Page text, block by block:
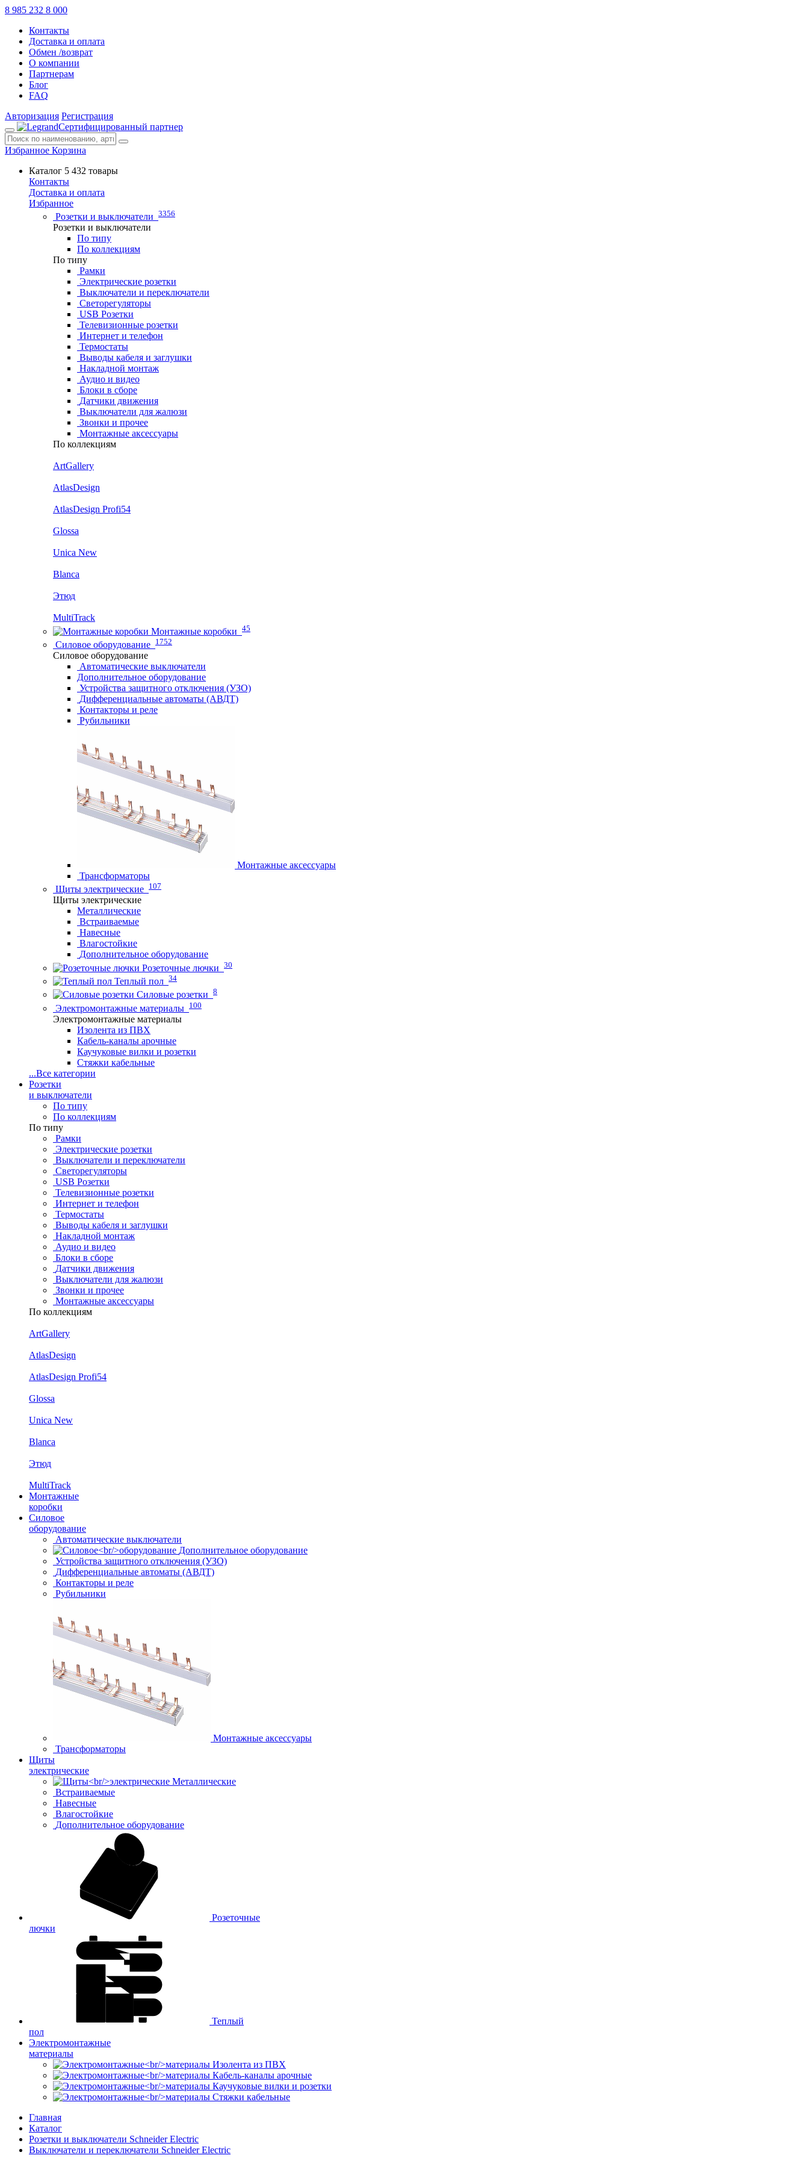
8 985 232 8 000
Контакты
Доставка и оплата
Обмен /возврат
О компании
Партнерам
Блог
FAQ
Авторизация Регистрация
Сертифицированный партнер
Избранное Корзина
Каталог 5 432 товары
Контакты
Доставка и оплата
Избранное
Розетки и выключатели 3356
Розетки и выключатели
По типу
По коллекциям
По типу
Рамки
Электрические розетки
Выключатели и переключатели
Светорегуляторы
USB Розетки
Телевизионные розетки
Интернет и телефон
Термостаты
Выводы кабеля и заглушки
Накладной монтаж
Аудио и видео
Блоки в сборе
Датчики движения
Выключатели для жалюзи
Звонки и прочее
Монтажные аксессуары
По коллекциям
ArtGallery
AtlasDesign
AtlasDesign Profi54
Glossa
Unica New
Blanca
Этюд
MultiTrack
Монтажные коробки 45
Силовое оборудование 1752
Силовое оборудование
Автоматические выключатели
Дополнительное оборудование
Устройства защитного отключения (УЗО)
Дифференциальные автоматы (АВДТ)
Контакторы и реле
Рубильники
Монтажные аксессуары
Трансформаторы
Щиты электрические 107
Щиты электрические
Металлические
Встраиваемые
Навесные
Влагостойкие
Дополнительное оборудование
Розеточные лючки 30
Теплый пол 34
Силовые розетки 8
Электромонтажные материалы 100
Электромонтажные материалы
Изолента из ПВХ
Кабель-каналы арочные
Каучуковые вилки и розетки
Стяжки кабельные
...Все категории
Розетки
и выключатели
По типу
По коллекциям
По типу
Рамки
Электрические розетки
Выключатели и переключатели
Светорегуляторы
USB Розетки
Телевизионные розетки
Интернет и телефон
Термостаты
Выводы кабеля и заглушки
Накладной монтаж
Аудио и видео
Блоки в сборе
Датчики движения
Выключатели для жалюзи
Звонки и прочее
Монтажные аксессуары
По коллекциям
ArtGallery
AtlasDesign
AtlasDesign Profi54
Glossa
Unica New
Blanca
Этюд
MultiTrack
Монтажные
коробки
Силовое
оборудование
Автоматические выключатели
Дополнительное оборудование
Устройства защитного отключения (УЗО)
Дифференциальные автоматы (АВДТ)
Контакторы и реле
Рубильники
Монтажные аксессуары
Трансформаторы
Щиты
электрические
Металлические
Встраиваемые
Навесные
Влагостойкие
Дополнительное оборудование
Розеточные
лючки
Теплый
пол
Электромонтажные
материалы
Изолента из ПВХ
Кабель-каналы арочные
Каучуковые вилки и розетки
Стяжки кабельные
Главная
Каталог
Розетки и выключатели Schneider Electric
Выключатели и переключатели Schneider Electric